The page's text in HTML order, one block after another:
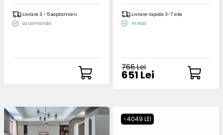
Livrare 3 - 5 saptamani
La comanda
Livrare rapida 3-7 zile
In stoc
766 Lei
651 Lei
-4049 LEI